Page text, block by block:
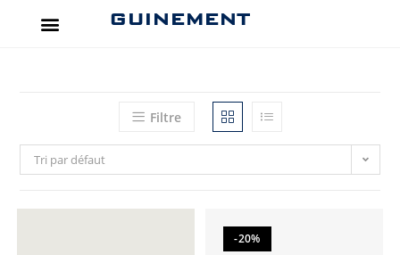
GUINEMENT
Filtre
Tri par défaut
-20%